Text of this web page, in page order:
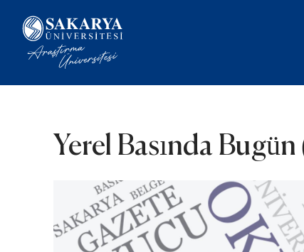
Yerel Basında